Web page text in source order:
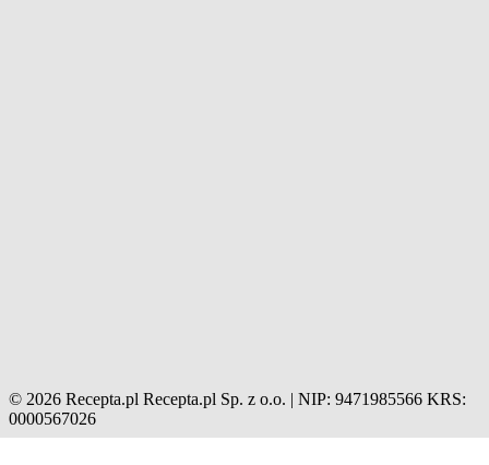
© 2026 Recepta.pl Recepta.pl Sp. z o.o. | NIP: 9471985566 KRS:
0000567026